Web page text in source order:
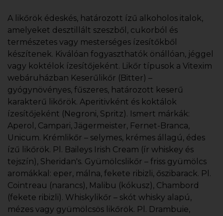
A likőrök édeskés, határozott ízű alkoholos italok,
amelyeket desztillált szeszből, cukorból és
természetes vagy mesterséges ízesítőkből
készítenek. Kiválóan fogyaszthatók önállóan, jéggel
vagy koktélok ízesítőjeként. Likőr típusok a Vitexim
webáruházban Keserűlikőr (Bitter) –
gyógynövényes, fűszeres, határozott keserű
karakterű likőrök. Aperitivként és koktálok
ízesítőjeként (Negroni, Spritz). Ismert márkák:
Aperol, Campari, Jägermeister, Fernet-Branca,
Unicum. Krémlikőr – selymes, krémes állagú, édes
ízű likőrök. Pl. Baileys Irish Cream (ír whiskey és
tejszín), Sheridan's. Gyümölcslikőr – friss gyümölcs
aromákkal: eper, málna, fekete ribizli, őszibarack. Pl.
Cointreau (narancs), Malibu (kókusz), Chambord
(fekete ribizli). Whiskylikőr – skót whisky alapú,
mézes vagy gyümölcsös likőrök. Pl. Drambuie,